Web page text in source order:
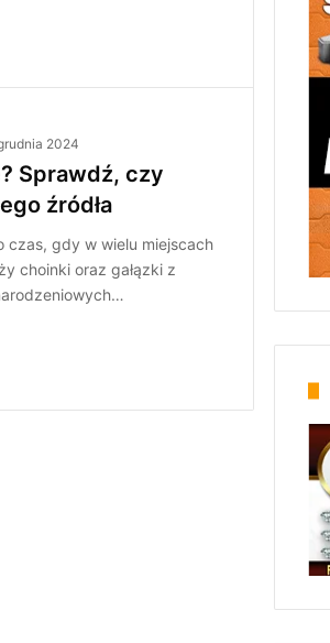
2024
Sprawdź, czy
źródła
czas, gdy w wielu miejscach
choinki oraz gałązki z